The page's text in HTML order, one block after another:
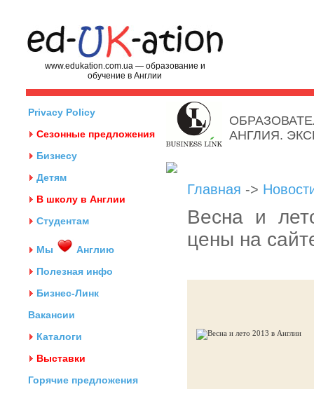
www.edukation.com.ua — образование и
обучение в Англии
Privacy Policy
Сезонные предложения
Бизнесу
Детям
В школу в Англии
Студентам
Мы
Англию
Полезная инфо
Бизнес-Линк
Вакансии
Каталоги
Выставки
Горячие предложения
АНГЛИЯ.
Главная ->
Весна и
цены на